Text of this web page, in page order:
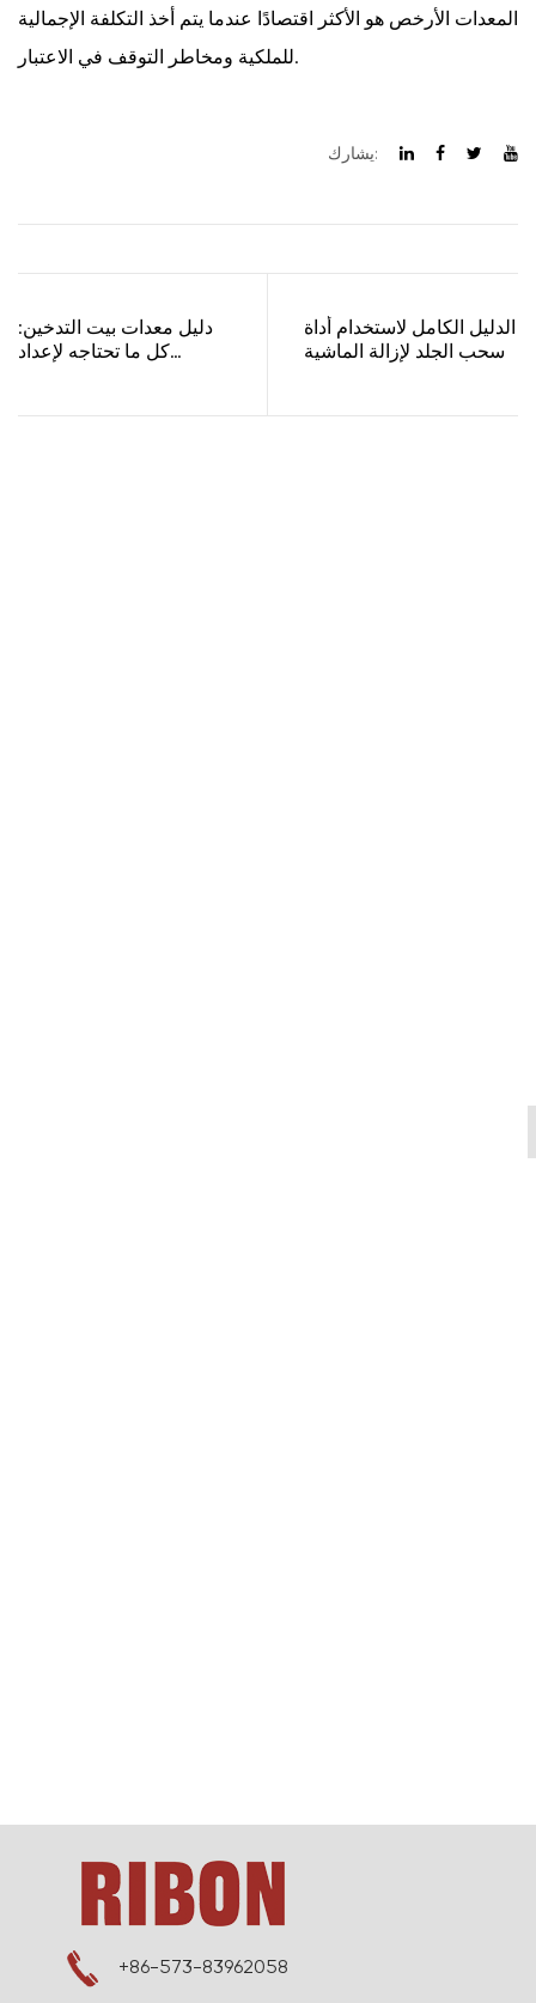
المعدات الأرخص هو الأكثر اقتصادًا عندما يتم أخذ التكلفة الإجمالية
للملكية ومخاطر التوقف في الاعتبار.
يشارك:
دليل معدات بيت التدخين:
كل ما تحتاجه لإعداد
الدليل الكامل لاستخدام أداة
سحب الجلد لإزالة الماشية
+86-573-83962058